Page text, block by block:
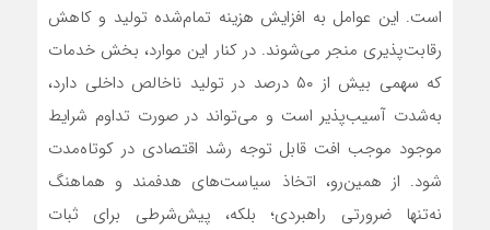
است. این عوامل به افزایش هزینه تمام‌شده تولید و کاهش
رقابت‌پذیری منجر می‌شوند. در کنار این موارد، بخش خدمات
که سهمی بیش از ۵۰ درصد در تولید ناخالص داخلی دارد،
به‌شدت آسیب‌پذیر است و می‌تواند در صورت تداوم شرایط
موجود موجب افت قابل توجه رشد اقتصادی در کوتاه‌مدت
شود. از همین‌رو، اتخاذ سیاست‌های هدفمند و هماهنگ
نه‌تنها ضرورتی راهبردی؛ بلکه، پیش‌شرطی برای ثبات